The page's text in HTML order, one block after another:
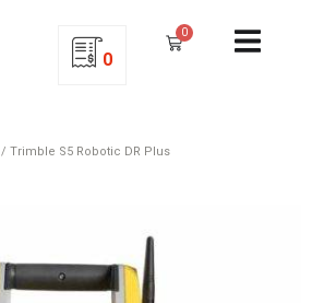
0
0
/ Trimble S5 Robotic DR Plus